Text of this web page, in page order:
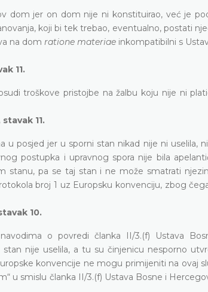
dom jer on dom nije ni konstituirao, već je
koji bi tek trebao, eventualno, postati
na dom ratione materiae inkompatibilni s
11.
troškove pristojbe na žalbu koju nije ni
11.
posjed jer u sporni stan nikad nije ni uselila,
postupka i upravnog spora nije bila
stanu, pa se taj stan i ne može smatrati
broj 1 uz Europsku konvenciju, zbog
10.
o povredi članka II/3.(f) Ustava
nije uselila, a tu su činjenicu nesporno
konvencije ne mogu primijeniti na ovaj
u smislu članka II/3.(f) Ustava Bosne i